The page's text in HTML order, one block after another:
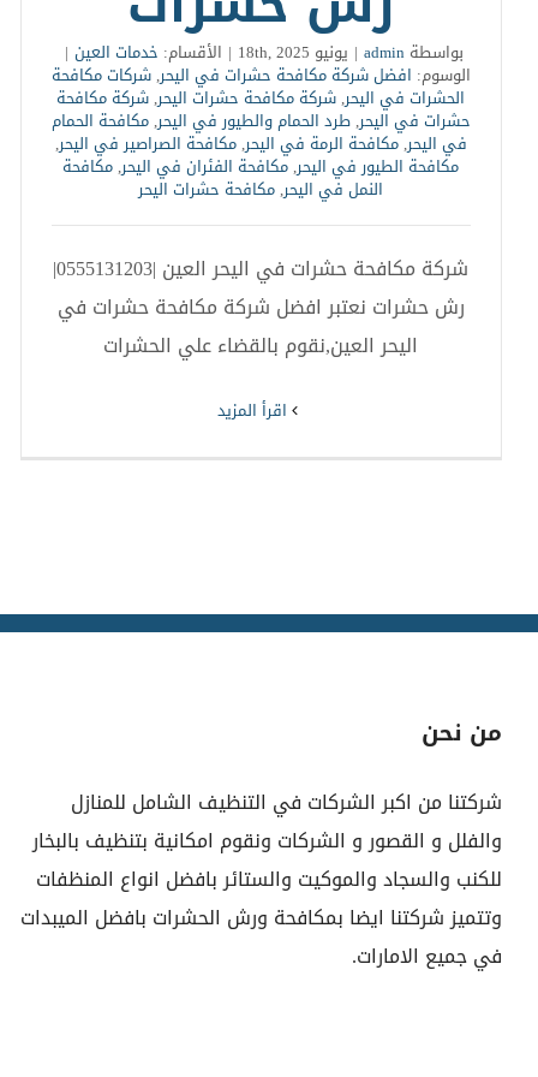
بواسطةadmin
| يونيو 18th, 2025 | الأقسام: خدمات العين |
الوسوم: افضل شركة مكافحة حشرات في اليحر,شركات مكافحة
الحشرات في اليحر,شركة مكافحة حشرات اليحر,شركة مكافحة
حشرات في اليحر,طرد الحمام والطيور في اليحر,مكافحة الحمام
في اليحر,مكافحة الرمة في اليحر,مكافحة الصراصير في اليحر,
مكافحة الطيور في اليحر,مكافحة الفئران في اليحر,مكافحة
النمل في اليحر,مكافحة حشرات اليحر
شركة مكافحة حشرات في اليحر العين |0555131203|
رش حشرات نعتبر افضل شركة مكافحة حشرات في
اليحر العين,نقوم بالقضاء علي الحشرات
‫اقرأ المزيد
من نحن
شركتنا من اكبر الشركات في التنظيف الشامل للمنازل
والفلل و القصور و الشركات ونقوم امكانية بتنظيف بالبخار
للكنب والسجاد والموكيت والستائر بافضل انواع المنظفات
وتتميز شركتنا ايضا بمكافحة ورش الحشرات بافضل الميبدات
في جميع الامارات.